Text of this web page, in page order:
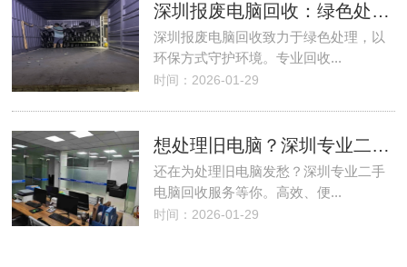
深圳报废电脑回收：绿色处理，守护环境
深圳报废电脑回收致力于绿色处理，以
环保方式守护环境。专业回收...
时间：2026-01-29
想处理旧电脑？深圳专业二手电脑回收等你
还在为处理旧电脑发愁？深圳专业二手
电脑回收服务等你。高效、便...
时间：2026-01-29